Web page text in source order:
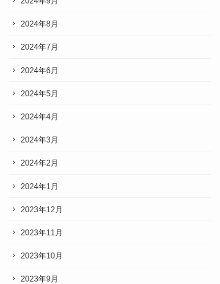
2024年8月
2024年7月
2024年6月
2024年5月
2024年4月
2024年3月
2024年2月
2024年1月
2023年12月
2023年11月
2023年10月
2023年9月